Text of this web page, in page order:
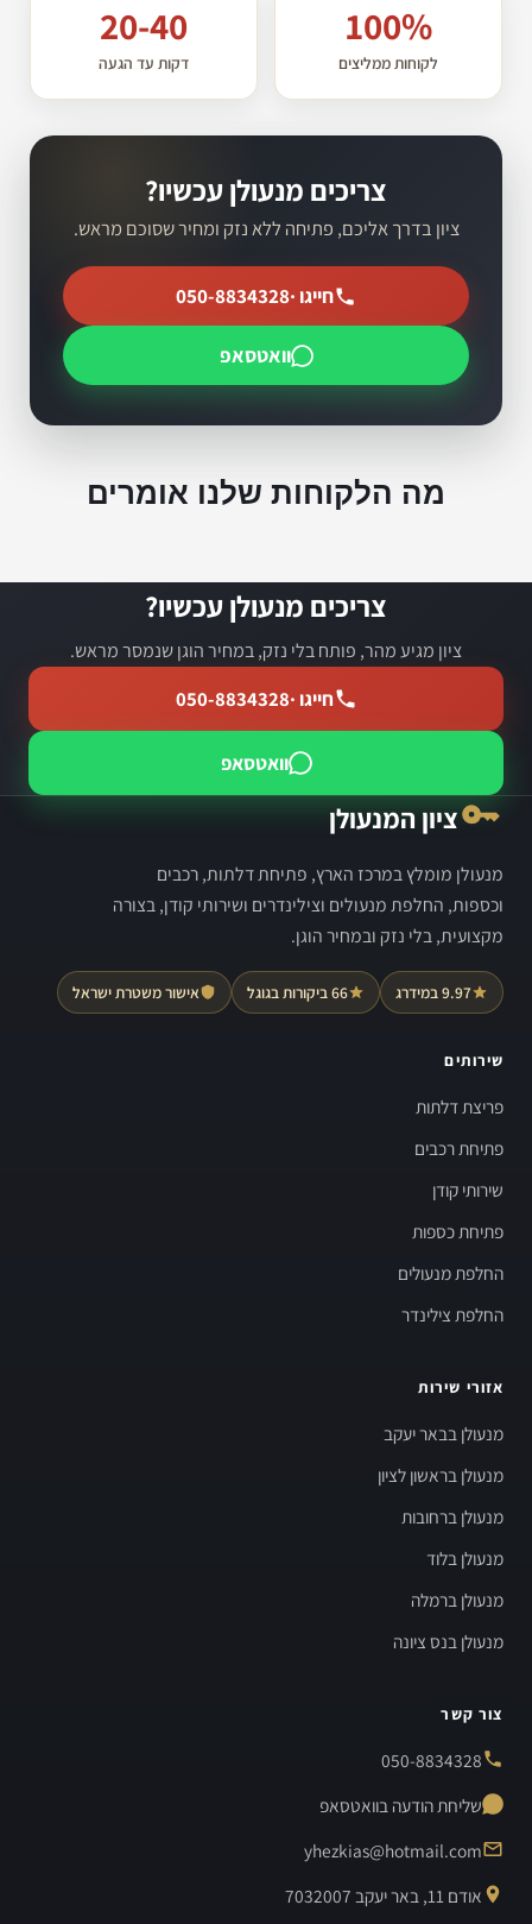
100%
לקוחות ממליצים
20-40
דקות עד הגעה
צריכים מנעולן עכשיו?
ציון בדרך אליכם, פתיחה ללא נזק ומחיר שסוכם מראש.
חייגו ·050-8834328
וואטסאפ
מה הלקוחות שלנו אומרים
צריכים מנעולן עכשיו?
ציון מגיע מהר, פותח בלי נזק, במחיר הוגן שנמסר מראש.
חייגו ·050-8834328
וואטסאפ
ציון המנעולן
מנעולן מומלץ במרכז הארץ, פתיחת דלתות, רכבים
וכספות, החלפת מנעולים וצילינדרים ושירותי קודן, בצורה
מקצועית, בלי נזק ובמחיר הוגן.
9.97 במידרג 66 ביקורות בגוגל אישור משטרת ישראל
שירותים
פריצת דלתות
פתיחת רכבים
שירותי קודן
פתיחת כספות
החלפת מנעולים
החלפת צילינדר
אזורי שירות
מנעולן בבאר יעקב
מנעולן בראשון לציון
מנעולן ברחובות
מנעולן בלוד
מנעולן ברמלה
מנעולן בנס ציונה
צור קשר
050-8834328
שליחת הודעה בוואטסאפ
yhezkias@hotmail.com
אודם 11, באר יעקב 7032007